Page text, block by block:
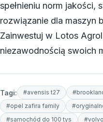
spełnieniu norm jakości,
rozwiązanie dla maszyn
Zainwestuj w Lotos
niezawodnością swoich
Tagi: #avensis t27
#opel zafira family
#samochód do 100 tys